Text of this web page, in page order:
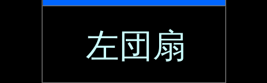
左団扇